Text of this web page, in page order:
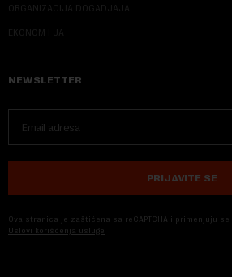
ORGANIZACIJA DOGADJAJA
EKONOM I JA
NEWSLETTER
PRIJAVITE SE
Ova stranica je zaštićena sa reCAPTCHA i primenjuju se
Uslovi korišćenja usluge